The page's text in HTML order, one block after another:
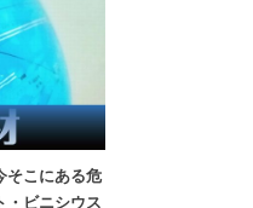
そこにある危
ビニシウス